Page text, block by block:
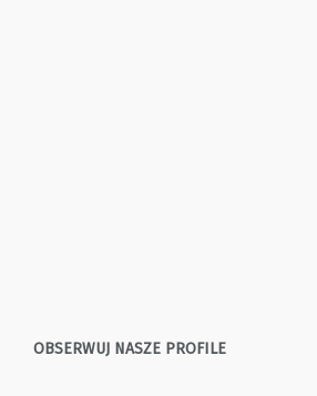
OBSERWUJ NASZE PROFILE